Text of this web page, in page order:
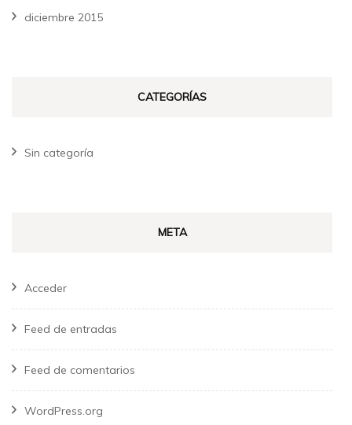
diciembre 2015
CATEGORÍAS
Sin categoría
META
Acceder
Feed de entradas
Feed de comentarios
WordPress.org